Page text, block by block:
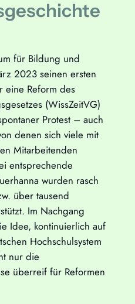
für Bildung und
2023 seinen ersten
eine Reform des
(WissZeitVG)
Protest – auch
denen sich viele mit
Mitarbeitenden
entsprechende
wurden rasch
über tausend
Im Nachgang
Idee, kontinuierlich auf
Hochschulsystem
nur die
überreif für Reformen